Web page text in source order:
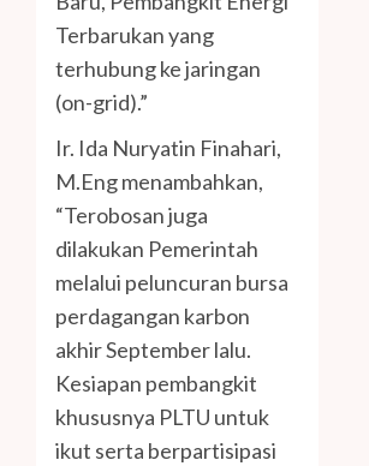
Terbarukan yang
terhubung ke jaringan
(on-grid).”
Ir. Ida Nuryatin Finahari,
M.Eng menambahkan,
“Terobosan juga
dilakukan Pemerintah
melalui peluncuran bursa
perdagangan karbon
akhir September lalu.
Kesiapan pembangkit
khususnya PLTU untuk
ikut serta berpartisipasi